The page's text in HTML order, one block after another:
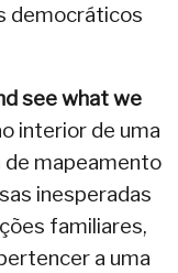
democráticos
see what we
interior de uma
de mapeamento
inesperadas
familiares,
a uma